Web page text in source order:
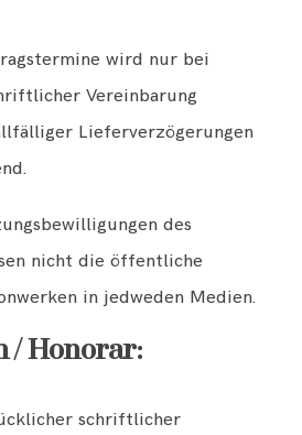
wird nur bei
Vereinbarung
Lieferverzögerungen
des
nicht die öffentliche
in jedweden Medien.
/ Honorar:
schriftlicher